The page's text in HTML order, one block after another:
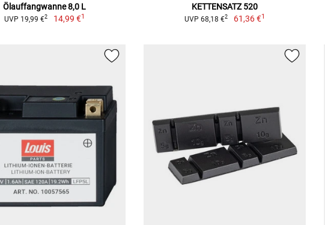
Ölauffangwanne 8,0 L
UVP 19,99 €2 14,99 €1
KETTENSATZ 520
UVP 68,18 €2 61,36 €1